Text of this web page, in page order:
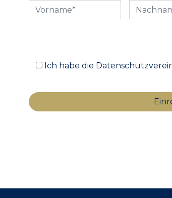
Ich habe die